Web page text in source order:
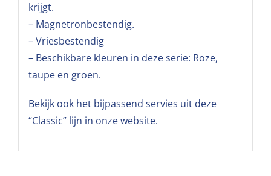
krijgt.
– Magnetronbestendig.
– Vriesbestendig
– Beschikbare kleuren in deze serie: Roze,
taupe en groen.
Bekijk ook het bijpassend servies uit deze
“Classic” lijn in onze website.